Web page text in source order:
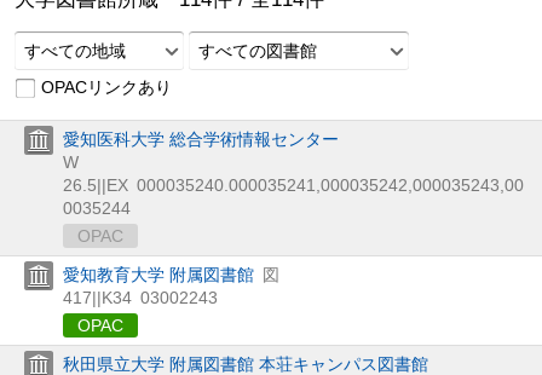
すべての地域
すべての図書館
OPACリンクあり
愛知医科大学 総合学術情報センター
W
26.5||EX 000035240.000035241,000035242,000035243,00
0035244
OPAC
愛知教育大学 附属図書館 図
417||K34 03002243
OPAC
秋田県立大学 附属図書館 本荘キャンパス図書館